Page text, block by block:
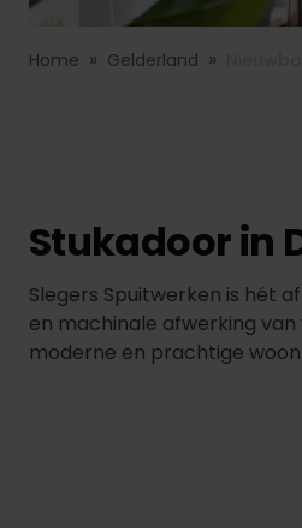
Home » Gelderland »
Stukadoor in
Slegers Spuitwerken is hét
en machinale afwerking
moderne en prachtige